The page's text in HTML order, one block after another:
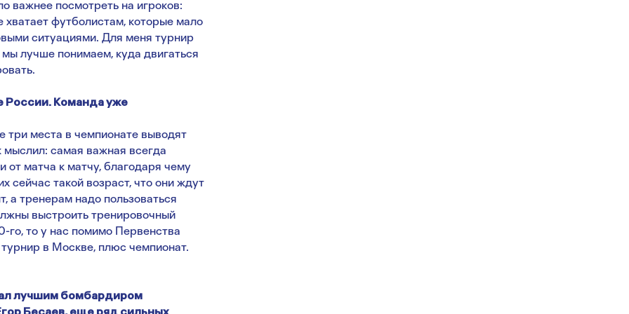
важнее посмотреть на игроков:
хватает футболистам, которые мало
ситуациями. Для меня турнир
лучше понимаем, куда двигаться
России. Команда уже
три места в чемпионате выводят
самая важная всегда
матча к матчу, благодаря чему
сейчас такой возраст, что они ждут
а тренерам надо пользоваться
выстроить тренировочный
го, то у нас помимо Первенства
в Москве, плюс чемпионат.
лучшим бомбардиром
Бесаев, еще ряд сильных